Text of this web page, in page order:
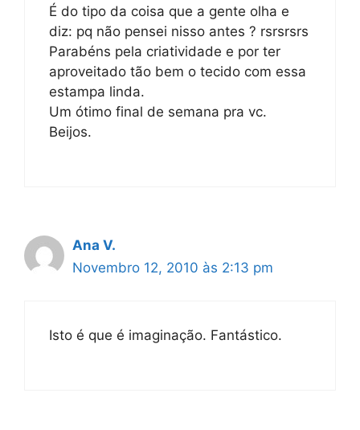
É do tipo da coisa que a gente olha e
diz: pq não pensei nisso antes ? rsrsrsrs
Parabéns pela criatividade e por ter
aproveitado tão bem o tecido com essa
estampa linda.
Um ótimo final de semana pra vc.
Beijos.
Ana V.
Novembro 12, 2010 às 2:13 pm
Isto é que é imaginação. Fantástico.